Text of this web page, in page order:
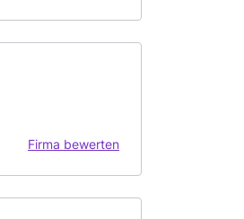
Firma bewerten